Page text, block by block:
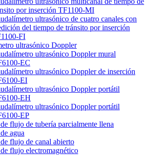
por inserción TF1100-MI
ultrasónico de cuatro canales con
del tiempo de tránsito por inserción
FI
ultrasónico Doppler
ultrasónico Doppler mural
EC
ultrasónico Doppler de inserción
EI
ultrasónico Doppler portátil
EH
ultrasónico Doppler portátil
EP
flujo de tubería parcialmente llena
agua
flujo de canal abierto
flujo electromagnético